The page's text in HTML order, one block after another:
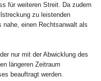
für weiteren Streit. Da zudem
zu leistenden
einen Rechtsanwalt als
nur mit der Abwicklung des
längeren Zeitraum
beauftragt werden.